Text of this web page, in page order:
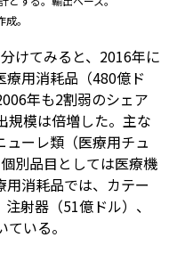
。
けてみると、2016年に
用消耗品（480億ド
年も2割弱のシェア
規模は倍増した。主な
ーレ類（医療用チュ
別品目としては医療機
消耗品では、カテー
射器（51億ドル）、
いる。